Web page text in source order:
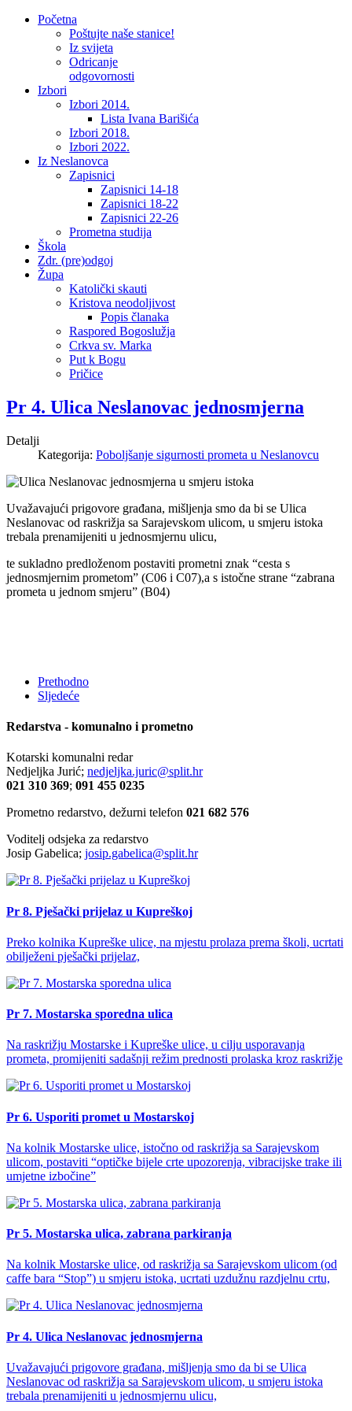
Početna
Poštujte naše stanice!
Iz svijeta
Odricanje
odgovornosti
Izbori
Izbori 2014.
Lista Ivana Barišića
Izbori 2018.
Izbori 2022.
Iz Neslanovca
Zapisnici
Zapisnici 14-18
Zapisnici 18-22
Zapisnici 22-26
Prometna studija
Škola
Zdr. (pre)odgoj
Župa
Katolički skauti
Kristova neodoljivost
Popis članaka
Raspored Bogoslužja
Crkva sv. Marka
Put k Bogu
Pričice
Pr 4. Ulica Neslanovac jednosmjerna
Detalji
Kategorija: Poboljšanje sigurnosti prometa u Neslanovcu
Uvažavajući prigovore građana, mišljenja smo da bi se Ulica
Neslanovac od raskrižja sa Sarajevskom ulicom, u smjeru istoka
trebala prenamijeniti u jednosmjernu ulicu,
te sukladno predloženom postaviti prometni znak “cesta s
jednosmjernim prometom” (C06 i C07),a s istočne strane “zabrana
prometa u jednom smjeru” (B04)
Prethodno
Sljedeće
Redarstva - komunalno i prometno
Kotarski komunalni redar
Nedjeljka Jurić; nedjeljka.juric@split.hr
021 310 369; 091 455 0235
Prometno redarstvo, dežurni telefon 021 682 576
Voditelj odsjeka za redarstvo
Josip Gabelica; josip.gabelica@split.hr
Pr 8. Pješački prijelaz u Kupreškoj
Preko kolnika Kupreške ulice, na mjestu prolaza prema školi, ucrtati
obilježeni pješački prijelaz,
Pr 7. Mostarska sporedna ulica
Na raskrižju Mostarske i Kupreške ulice, u cilju usporavanja
prometa, promijeniti sadašnji režim prednosti prolaska kroz raskrižje
Pr 6. Usporiti promet u Mostarskoj
Na kolnik Mostarske ulice, istočno od raskrižja sa Sarajevskom
ulicom, postaviti “optičke bijele crte upozorenja, vibracijske trake ili
umjetne izbočine”
Pr 5. Mostarska ulica, zabrana parkiranja
Na kolnik Mostarske ulice, od raskrižja sa Sarajevskom ulicom (od
caffe bara “Stop”) u smjeru istoka, ucrtati uzdužnu razdjelnu crtu,
Pr 4. Ulica Neslanovac jednosmjerna
Uvažavajući prigovore građana, mišljenja smo da bi se Ulica
Neslanovac od raskrižja sa Sarajevskom ulicom, u smjeru istoka
trebala prenamijeniti u jednosmjernu ulicu,